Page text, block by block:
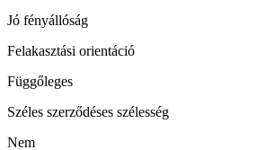
Jó fényállóság
Felakasztási orientáció
Függőleges
Széles szerződéses szélesség
Nem